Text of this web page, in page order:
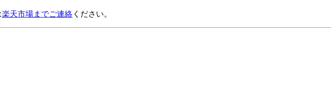
楽天市場までご連絡 ください。